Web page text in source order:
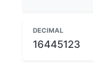
DECIMAL
16445123